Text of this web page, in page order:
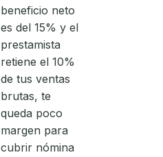
beneficio neto
es del 15% y el
prestamista
retiene el 10%
de tus ventas
brutas, te
queda poco
margen para
cubrir nómina